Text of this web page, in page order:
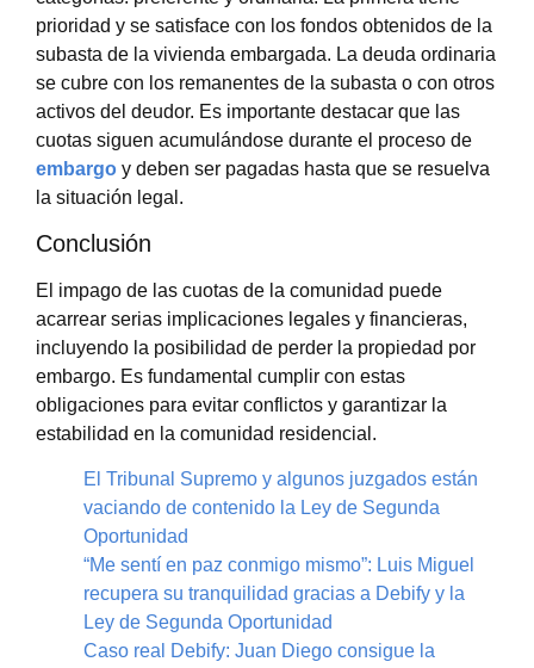
prioridad y se satisface con los fondos obtenidos de la
subasta de la vivienda embargada. La deuda ordinaria
se cubre con los remanentes de la subasta o con otros
activos del deudor. Es importante destacar que las
cuotas siguen acumulándose durante el proceso de
embargo y deben ser pagadas hasta que se resuelva
la situación legal.
Conclusión
El impago de las cuotas de la comunidad puede
acarrear serias implicaciones legales y financieras,
incluyendo la posibilidad de perder la propiedad por
embargo. Es fundamental cumplir con estas
obligaciones para evitar conflictos y garantizar la
estabilidad en la comunidad residencial.
El Tribunal Supremo y algunos juzgados están
vaciando de contenido la Ley de Segunda
Oportunidad
“Me sentí en paz conmigo mismo”: Luis Miguel
recupera su tranquilidad gracias a Debify y la
Ley de Segunda Oportunidad
Caso real Debify: Juan Diego consigue la